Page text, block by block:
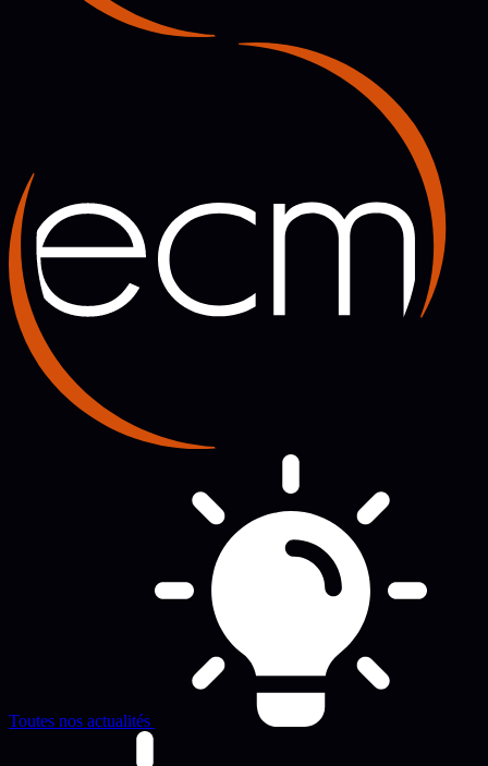
Toutes nos actualités